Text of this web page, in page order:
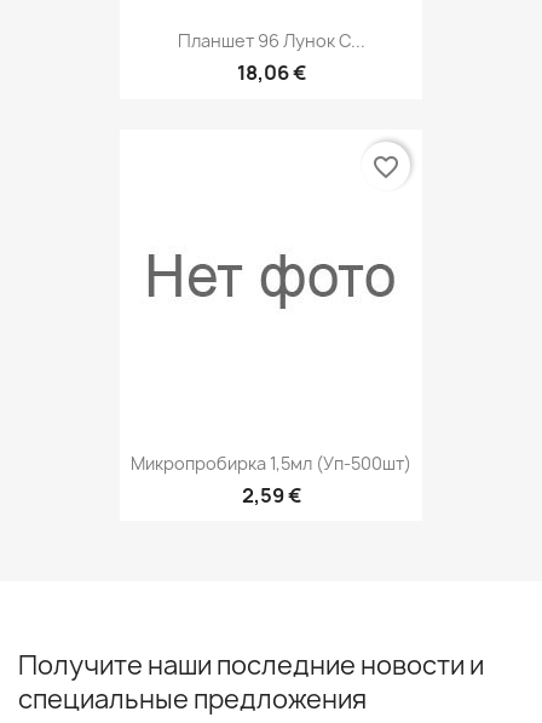
Планшет 96 Лунок С...
18,06 €
Микропробирка 1,5мл (уп-500шт)
2,59 €
favorite_border
Получите наши последние новости и
специальные предложения